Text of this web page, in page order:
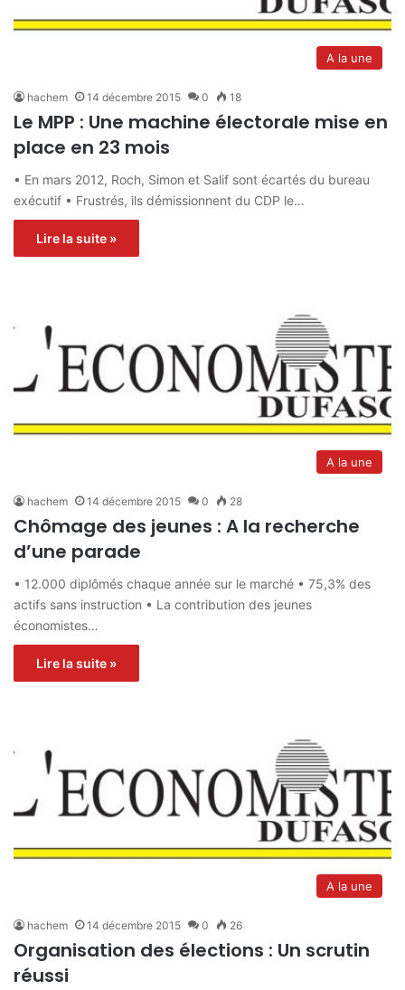
A la une
hachem 14 décembre 2015 0 18
Le MPP : Une machine électorale mise en
place en 23 mois
• En mars 2012, Roch, Simon et Salif sont écartés du bureau
exécutif • Frustrés, ils démissionnent du CDP le…
Lire la suite »
A la une
hachem 14 décembre 2015 0 28
Chômage des jeunes : A la recherche
d’une parade
• 12.000 diplômés chaque année sur le marché • 75,3% des
actifs sans instruction • La contribution des jeunes
économistes…
Lire la suite »
A la une
hachem 14 décembre 2015 0 26
Organisation des élections : Un scrutin
réussi